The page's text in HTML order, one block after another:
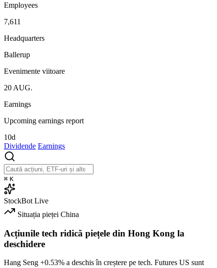
Employees
7,611
Headquarters
Ballerup
Evenimente viitoare
20 AUG.
Earnings
Upcoming earnings report
10d
Dividende Earnings
⌘ K
StockBot Live
Situația pieței China
Acțiunile tech ridică piețele din Hong Kong la
deschidere
Hang Seng +0.53% a deschis în creștere pe tech. Futures US sunt